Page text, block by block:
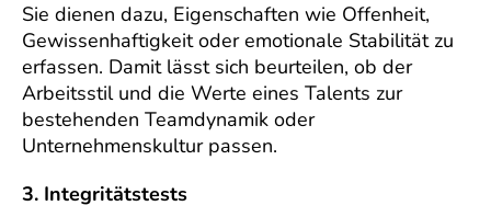
Sie dienen dazu, Eigenschaften wie Offenheit,
Gewissenhaftigkeit oder emotionale Stabilität zu
erfassen. Damit lässt sich beurteilen, ob der
Arbeitsstil und die Werte eines Talents zur
bestehenden Teamdynamik oder
Unternehmenskultur passen.
3. Integritätstests